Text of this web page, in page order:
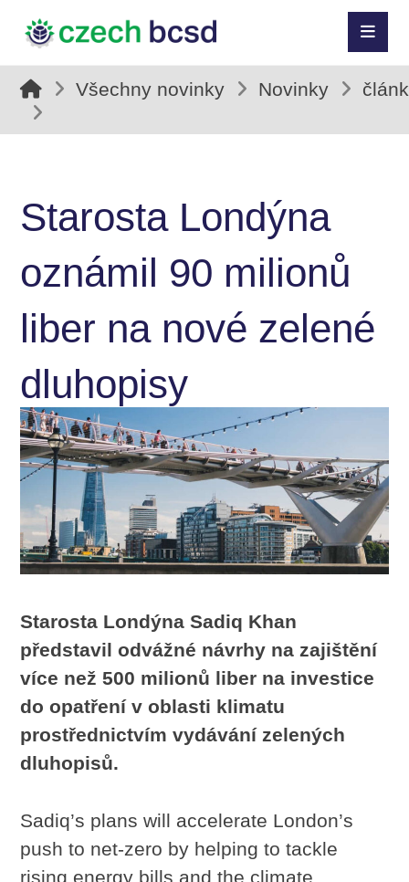
Všechny novinky Novinky
Starosta Londýna
oznámil 90 milionů
liber na nové zelené
dluhopisy
Starosta Londýna Sadiq Khan
představil odvážné návrhy na zajištění
více než 500 milionů liber na investice
do opatření v oblasti klimatu
prostřednictvím vydávání zelených
dluhopisů.
Sadiq’s plans will accelerate London’s
push to net-zero by helping to tackle
rising energy bills and the climate